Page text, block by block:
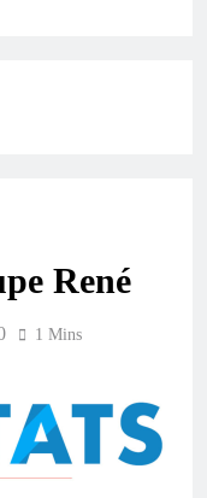
René
1 Mins